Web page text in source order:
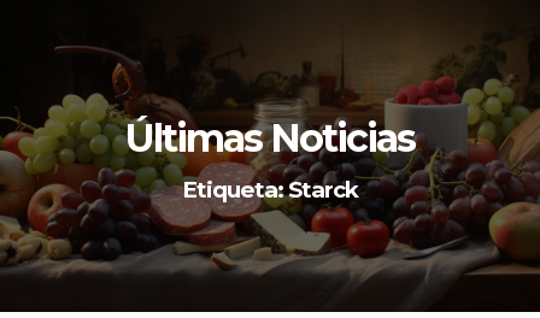
Últimas Noticias
Etiqueta: Starck